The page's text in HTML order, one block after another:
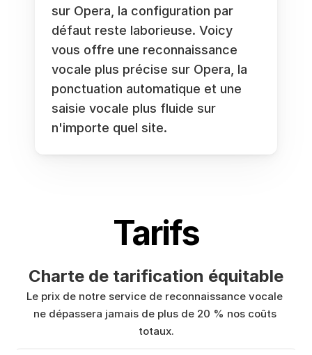
sur Opera, la configuration par
défaut reste laborieuse. Voicy
vous offre une reconnaissance
vocale plus précise sur Opera, la
ponctuation automatique et une
saisie vocale plus fluide sur
n'importe quel site.
Tarifs
Charte de tarification équitable
Le prix de notre service de reconnaissance vocale
ne dépassera jamais de plus de 20 % nos coûts
totaux.